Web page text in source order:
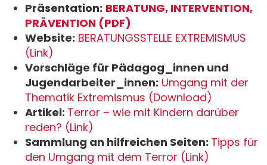
Präsentation: BERATUNG, INTERVENTION,
PRÄVENTION (PDF)
Website: BERATUNGSSTELLE EXTREMISMUS
(Link)
Vorschläge für Pädagog_innen und
Jugendarbeiter_innen: Umgang mit der
Thematik Extremismus (Download)
Artikel: Terror – wie mit Kindern darüber
reden? (Link)
Sammlung an hilfreichen Seiten: Tipps für
den Umgang mit dem Terror (Link)